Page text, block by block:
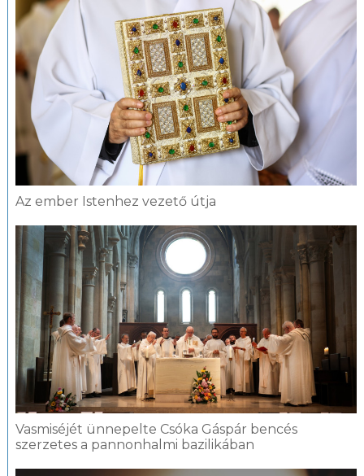
Az ember Istenhez vezető útja
Vasmiséjét ünnepelte Csóka Gáspár bencés
szerzetes a pannonhalmi bazilikában